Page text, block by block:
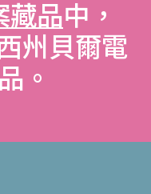
藏品中，
州貝爾電
。